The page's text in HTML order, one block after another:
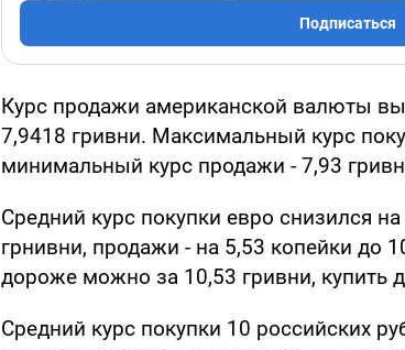
Подписаться
Курс продажи американской валюты
7,9418 гривни. Максимальный курс
минимальный курс продажи - 7,93
Средний курс покупки евро снизился
грнивни, продажи - на 5,53 копейки до
дороже можно за 10,53 гривни, купить
Средний курс покупки 10 российских